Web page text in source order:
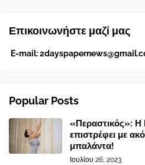
Επικοινωνήστε μαζί μας
E-mail:
Popular Posts
«Περαστικός»:
επιστρέφει με
μπαλάντα!
Ιουλίου 26, 2023